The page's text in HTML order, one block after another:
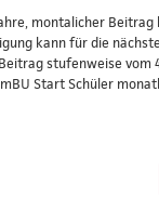
montalicher Beitrag
kann für die
stufenweise vom
Start Schüler